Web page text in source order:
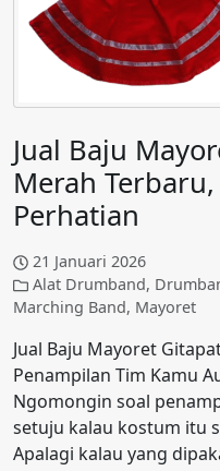
Jual Baju
Merah
Perhatian
21 Januari 2026
Alat Drumband,
Marching Band, Mayoret
Jual Baju Mayoret
Penampilan Tim Kamu
Ngomongin soal
setuju kalau kostum itu
Apalagi kalau yang